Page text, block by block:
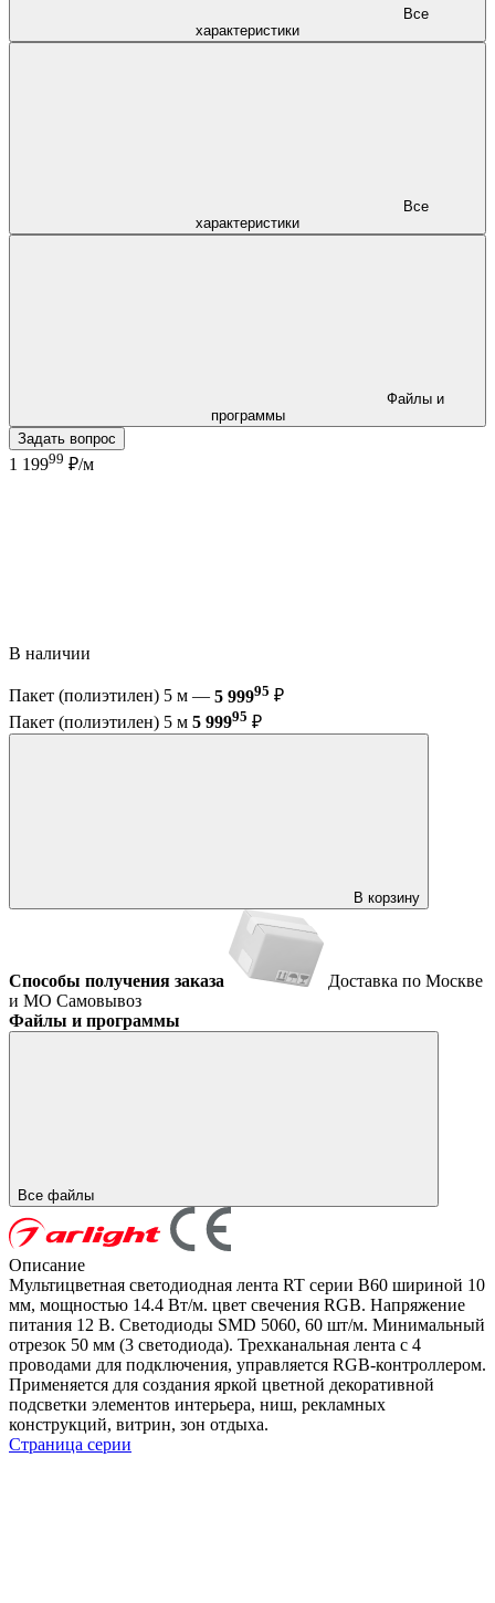
характеристики
характеристики
программы
Задать вопрос
1 19999 ₽/м
В наличии
Пакет (полиэтилен) 5 м — 5 99995 ₽
Пакет (полиэтилен) 5 м 5 99995 ₽
В корзину
Способы получения заказа
Доставка по Москве
и МО Самовывоз
Файлы и программы
Все файлы
Описание
Мультицветная светодиодная лента RT серии B60 шириной 10
мм, мощностью 14.4 Вт/м. цвет свечения RGB. Напряжение
питания 12 В. Светодиоды SMD 5060, 60 шт/м. Минимальный
отрезок 50 мм (3 светодиода). Трехканальная лента с 4
проводами для подключения, управляется RGB-контроллером.
Применяется для создания яркой цветной декоративной
подсветки элементов интерьера, ниш, рекламных
конструкций, витрин, зон отдыха.
Страница серии